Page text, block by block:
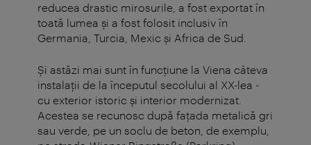
reducea drastic mirosurile, a fost exportat în
toată lumea și a fost folosit inclusiv în
Germania, Turcia, Mexic și Africa de Sud.
Și astăzi mai sunt în funcțiune la Viena câteva
instalații de la începutul secolului al XX-lea -
cu exterior istoric și interior modernizat.
Acestea se recunosc după fațada metalică gri
sau verde, pe un soclu de beton, de exemplu,